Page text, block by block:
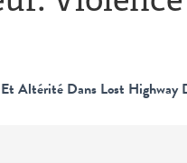
Altérité Dans Lost Highway